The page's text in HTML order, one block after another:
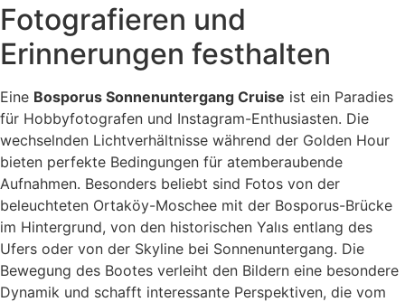
Fotografieren und
Erinnerungen festhalten
Eine Bosporus Sonnenuntergang Cruise ist ein Paradies
für Hobbyfotografen und Instagram-Enthusiasten. Die
wechselnden Lichtverhältnisse während der Golden Hour
bieten perfekte Bedingungen für atemberaubende
Aufnahmen. Besonders beliebt sind Fotos von der
beleuchteten Ortaköy-Moschee mit der Bosporus-Brücke
im Hintergrund, von den historischen Yalıs entlang des
Ufers oder von der Skyline bei Sonnenuntergang. Die
Bewegung des Bootes verleiht den Bildern eine besondere
Dynamik und schafft interessante Perspektiven, die vom